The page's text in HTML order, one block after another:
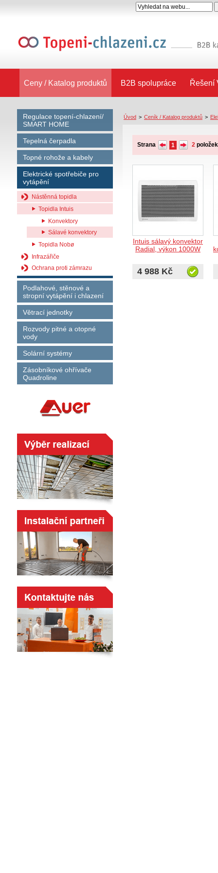
Ceny / Katalog produktů B2B spolupráce Řešení
Regulace topení-chlazení/
SMART HOME
Tepelná čerpadla
Topné rohože a kabely
Elektrické spotřebiče pro
vytápění
Nástěnná topidla
Topidla Intuis
Konvektory
Sálavé konvektory
Topidla Nobø
Infrazářiče
Ochrana proti zámrazu
Podlahové, stěnové a
stropní vytápění i chlazení
Větrací jednotky
Rozvody pitné a otopné
vody
Solární systémy
Zásobníkové ohřívače
Quadroline
Úvod > Ceník / Katalog produktů >
Strana 1 2
Intuis sálavý konvektor
Radial, výkon 1000W
4 988 Kč